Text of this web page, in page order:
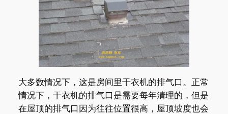
大多数情况下，这是房间里干衣机的排气口。正常
情况下，干衣机的排气口是需要每年清理的，但是
在屋顶的排气口因为往往位置很高，屋顶坡度也会